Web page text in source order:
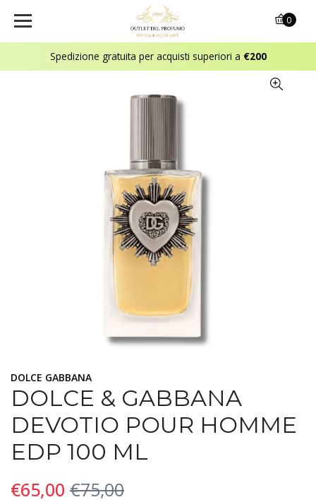
Spedizione gratuita per acquisti superiori a €200
0
DOLCE GABBANA
DOLCE & GABBANA
DEVOTIO POUR HOMME
EDP 100 ML
€65,00 €75,00